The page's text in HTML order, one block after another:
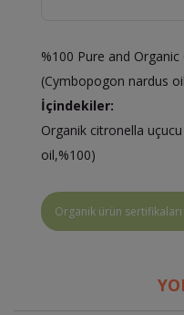
%100 Pure and
(Cymbopogon nardus
İçindekiler:
Organik citronella
oil,%100)
Organik ürün sertifikaları